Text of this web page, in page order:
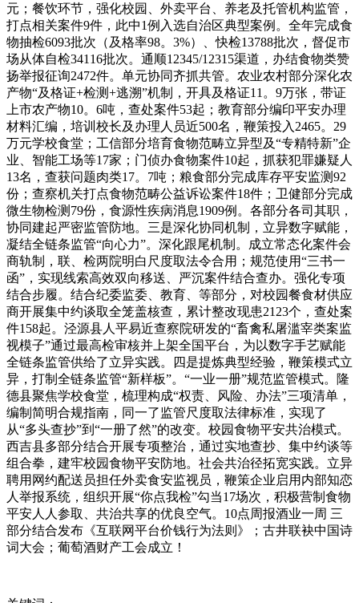
元；餐饮环节，强化校园、外卖平台、养老及托管机构监管，
打点相关案件9件，此中1例入选自治区典型案例。全年完成食
物抽检6093批次（及格率98。3%）、快检13788批次，督促市
场从体自检34116批次。通顺12345/12315渠道，办结食物类赞
扬举报征询2472件。单元协同齐抓共管。农业农村部分深化农
产物“及格证+检测+逃溯”机制，开具及格证11。9万张，带证
上市农产物10。6吨，查处案件53起；教育部分编印平安办理
材料汇编，培训校长及办理人员近500名，鞭策投入2465。29
万元学校食堂；工信部分培育食物范畴立异型及“专精特新”企
业、智能工场等17家；门侦办食物案件10起，抓获犯罪嫌疑人
13名，查获问题肉类17。7吨；粮食部分完成库存平安监测92
份；查察机关打点食物范畴公益诉讼案件18件；卫健部分完成
微生物检测79份，食源性疾病消息1909例。各部分各司其职，
协同建起严密监管防地。三是深化协同机制，立异数字赋能，
凝结全链条监管“向心力”。深化跟尾机制。成立常态化案件会
商轨制，联、检两院明白尺度取法令合用；规范使用“三书一
函”，实现线索高效双向移送、严沉案件结合查办。强化专项
结合步履。结合纪委监委、教育、等部分，对校园餐食材供应
商开展集中约谈取全笼盖核查，累计整改现患2123个，查处案
件158起。泾源县人平易近查察院研发的“畜禽私屠滥宰类案监
视模子”通过最高检审核并上架全国平台，为以数字手艺赋能
全链条监管供给了立异实践。四是提炼典型经验，鞭策模式立
异，打制全链条监管“新样板”。“一业一册”规范监管模式。隆
德县聚焦学校食堂，梳理构成“权责、风险、办法”三项清单，
编制简明合规指南，同一了监管尺度取法律标准，实现了
从“多头查抄”到“一册了然”的改变。校园食物平安共治模式。
西吉县多部分结合开展专项整治，通过实地查抄、集中约谈等
组合拳，建牢校园食物平安防地。社会共治径拓宽实践。立异
聘用网约配送员担任外卖食安监视员，鞭策企业启用内部知恋
人举报系统，组织开展“你点我检”勾当17场次，积极营制食物
平安人人参取、共治共享的优良空气。10点周报酒业一周 三
部分结合发布《互联网平台价钱行为法则》；古井联袂中国诗
词大会；葡萄酒财产工会成立！